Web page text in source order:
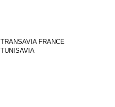
TRANSAVIA FRANCE
TUNISAVIA